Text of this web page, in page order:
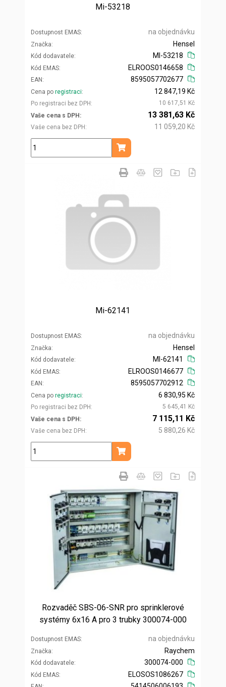
Mi-53218
Dostupnost EMAS na objednávku
Značka
Kód dodavatele
Hensel
MI-53218
Kód EMAS
EAN
ELROOS0146658
8595057702677
Cena po registraci
Po registraci bez DPH
12 847,19 Kč
10 617,51 Kč
Vaše cena s DPH
Vaše cena bez DPH
13 381,63 Kč
11 059,20 Kč
ks
Přidat do košíku
Mi-62141
Dostupnost EMAS na objednávku
Značka
Kód dodavatele
Hensel
MI-62141
Kód EMAS
EAN
ELROOS0146677
8595057702912
Cena po registraci
Po registraci bez DPH
6 830,95 Kč
5 645,41 Kč
Vaše cena s DPH
Vaše cena bez DPH
7 115,11 Kč
5 880,26 Kč
ks
Přidat do košíku
Rozvaděč SBS-06-SNR pro sprinklerové
systémy 6x16 A pro 3 trubky 300074-000
Dostupnost EMAS na objednávku
Značka
Kód dodavatele
Raychem
300074-000
Kód EMAS
ELOSOS1086267